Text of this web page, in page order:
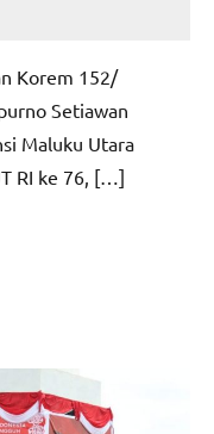
Korem 152/
Setiawan
Maluku Utara
RI ke 76, […]